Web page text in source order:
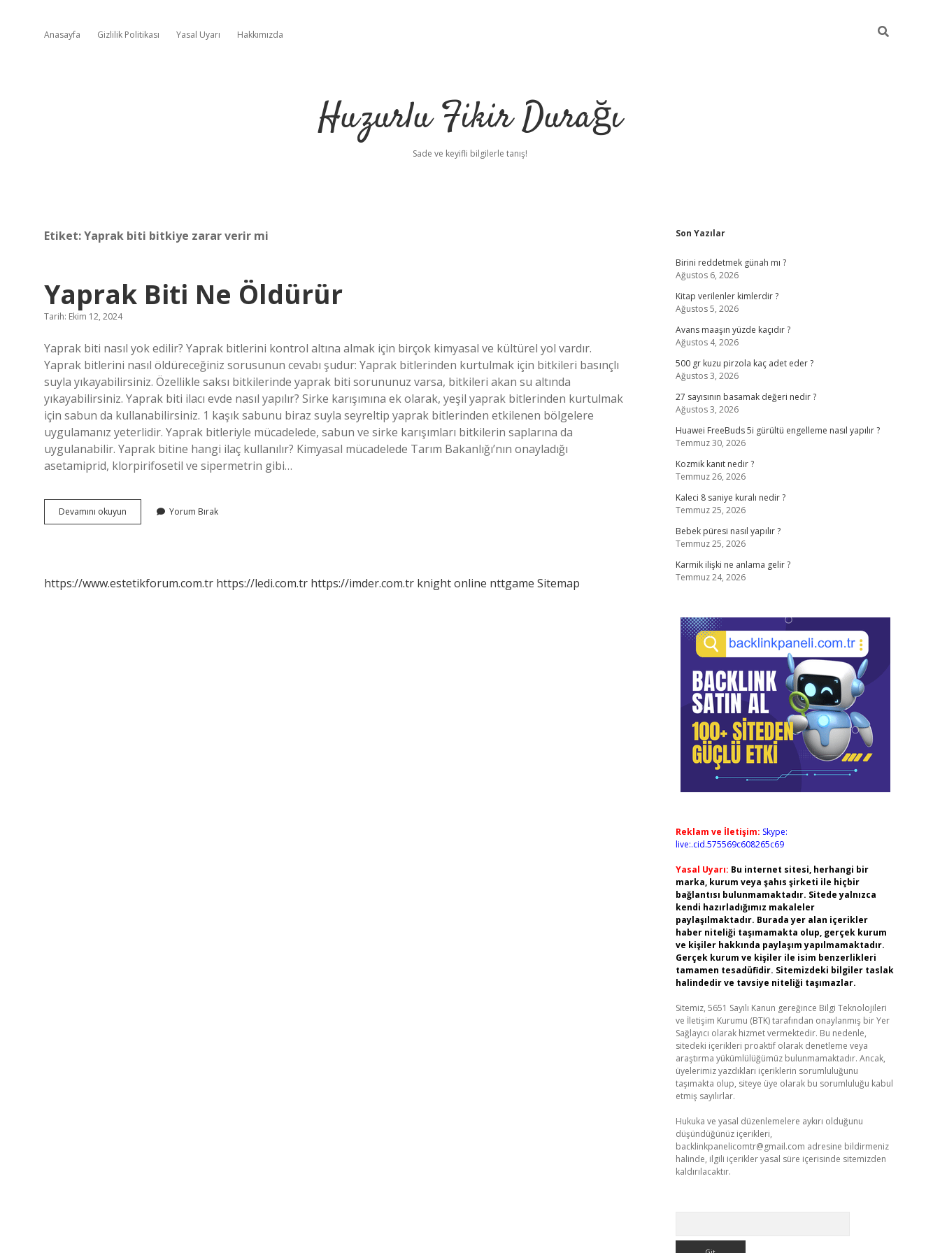
Anasayfa Gizlilik Politikası Yasal Uyarı Hakkımızda
Huzurlu Fikir Durağı
Sade ve keyifli bilgilerle tanış!
Etiket:Yaprak biti bitkiye zarar verir mi
Yaprak Biti Ne Öldürür
Tarih: Ekim 12, 2024
Yaprak biti nasıl yok edilir? Yaprak bitlerini kontrol altına almak için birçok kimyasal ve kültürel yol vardır.
Yaprak bitlerini nasıl öldüreceğiniz sorusunun cevabı şudur: Yaprak bitlerinden kurtulmak için bitkileri basınçlı
suyla yıkayabilirsiniz. Özellikle saksı bitkilerinde yaprak biti sorununuz varsa, bitkileri akan su altında
yıkayabilirsiniz. Yaprak biti ilacı evde nasıl yapılır? Sirke karışımına ek olarak, yeşil yaprak bitlerinden kurtulmak
için sabun da kullanabilirsiniz. 1 kaşık sabunu biraz suyla seyreltip yaprak bitlerinden etkilenen bölgelere
uygulamanız yeterlidir. Yaprak bitleriyle mücadelede, sabun ve sirke karışımları bitkilerin saplarına da
uygulanabilir. Yaprak bitine hangi ilaç kullanılır? Kimyasal mücadelede Tarım Bakanlığı’nın onayladığı
asetamiprid, klorpirifosetil ve sipermetrin gibi…
Devamını okuyun
Biti
Yorum Bırak
https://www.estetikforum.com.tr https://ledi.com.tr https://imder.com.tr knight online nttgame Sitemap
Sidebar
Son Yazılar
Birini reddetmek günah mı ?
Ağustos 6, 2026
Kitap verilenler kimlerdir ?
Ağustos 5, 2026
Avans maaşın yüzde kaçıdır ?
Ağustos 4, 2026
500 gr kuzu pirzola kaç adet eder ?
Ağustos 3, 2026
27 sayısının basamak değeri nedir ?
Ağustos 3, 2026
Huawei FreeBuds 5i gürültü engelleme nasıl yapılır ?
Temmuz 30, 2026
Kozmik kanıt nedir ?
Temmuz 26, 2026
Kaleci 8 saniye kuralı nedir ?
Temmuz 25, 2026
Bebek püresi nasıl yapılır ?
Temmuz 25, 2026
Karmik ilişki ne anlama gelir ?
Temmuz 24, 2026
Reklam ve İletişim: Skype:
live:.cid.575569c608265c69
Yasal Uyarı: Bu internet sitesi, herhangi bir
marka, kurum veya şahıs şirketi ile hiçbir
bağlantısı bulunmamaktadır. Sitede yalnızca
kendi hazırladığımız makaleler
paylaşılmaktadır. Burada yer alan içerikler
haber niteliği taşımamakta olup, gerçek kurum
ve kişiler hakkında paylaşım yapılmamaktadır.
Gerçek kurum ve kişiler ile isim benzerlikleri
tamamen tesadüfidir. Sitemizdeki bilgiler taslak
halindedir ve tavsiye niteliği taşımazlar.
Sitemiz, 5651 Sayılı Kanun gereğince Bilgi Teknolojileri
ve İletişim Kurumu (BTK) tarafından onaylanmış bir Yer
Sağlayıcı olarak hizmet vermektedir. Bu nedenle,
sitedeki içerikleri proaktif olarak denetleme veya
araştırma yükümlülüğümüz bulunmamaktadır. Ancak,
üyelerimiz yazdıkları içeriklerin sorumluluğunu
taşımakta olup, siteye üye olarak bu sorumluluğu kabul
etmiş sayılırlar.
Hukuka ve yasal düzenlemelere aykırı olduğunu
düşündüğünüz içerikleri,
backlinkpanelicomtr@gmail.com adresine bildirmeniz
halinde, ilgili içerikler yasal süre içerisinde sitemizden
kaldırılacaktır.
ilbet giriş